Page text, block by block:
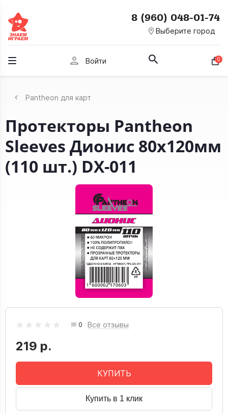
room Выберите город
8 (960) 048-01-74
person Войти 0
Pantheon для карт
Протекторы Pantheon
Sleeves Дионис 80х120мм
(110 шт.) DX-011
0 Все отзывы
219 р.
КУПИТЬ
Купить в 1 клик